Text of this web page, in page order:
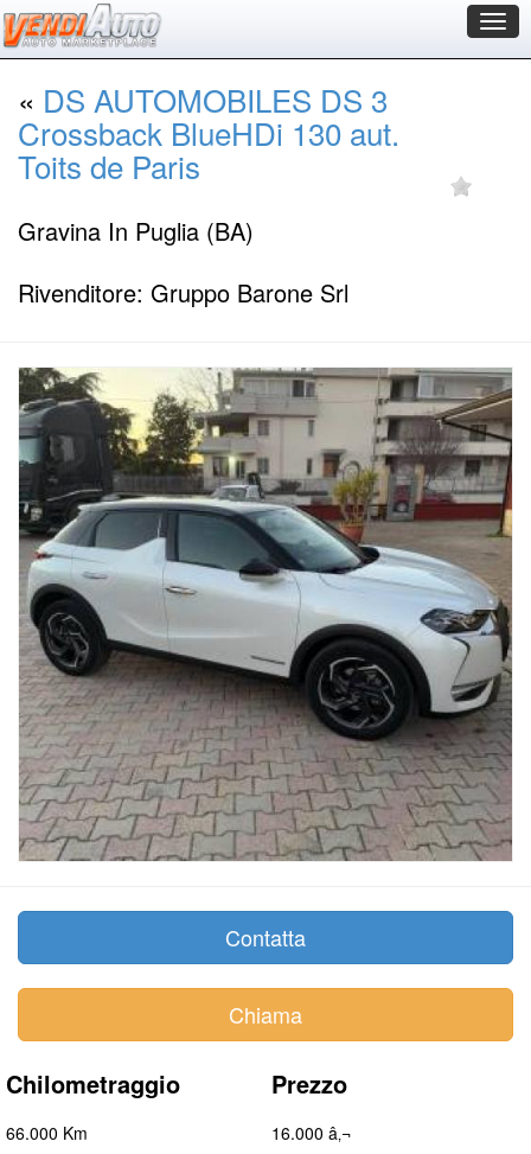
« DS AUTOMOBILES DS 3
Crossback BlueHDi 130 aut.
Toits de Paris
Gravina In Puglia (BA)
Rivenditore: Gruppo Barone Srl
Contatta
Chiama
Chilometraggio Prezzo
66.000 Km 16.000 â‚¬